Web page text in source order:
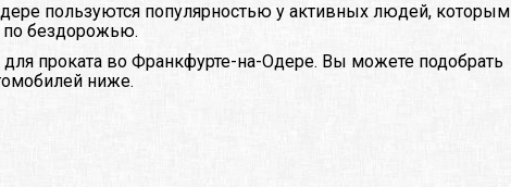
пользуются популярностью у активных людей, которым
по бездорожью.
проката во Франкфурте-на-Одере. Вы можете подобрать
ниже.